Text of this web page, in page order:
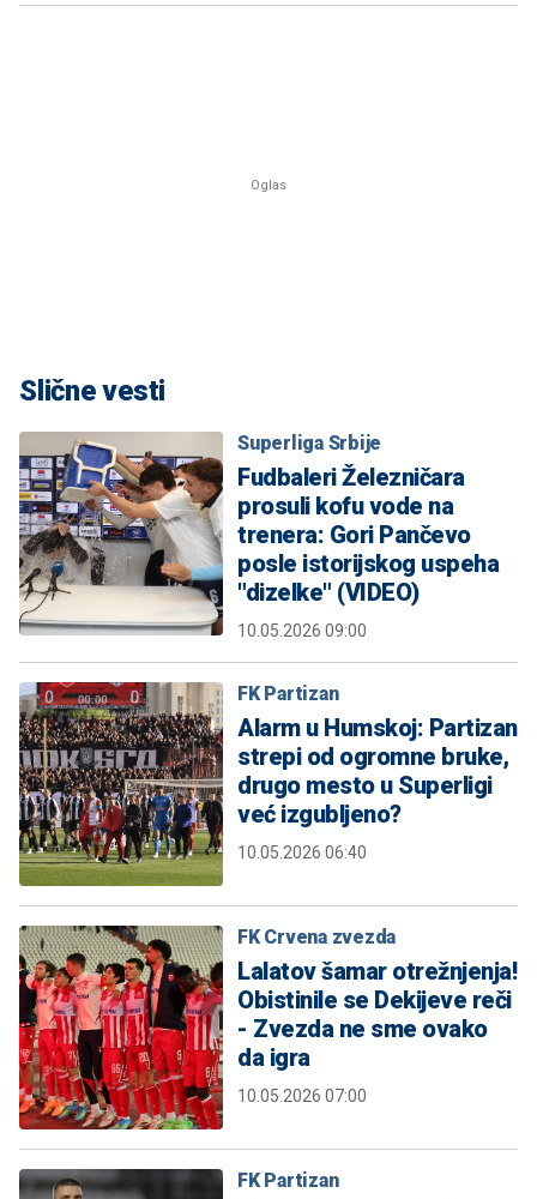
Slične vesti
Superliga Srbije
Fudbaleri Železničara
prosuli kofu vode na
trenera: Gori Pančevo
posle istorijskog uspeha
"dizelke" (VIDEO)
10.05.2026 09:00
FK Partizan
Alarm u Humskoj: Partizan
strepi od ogromne bruke,
drugo mesto u Superligi
već izgubljeno?
10.05.2026 06:40
FK Crvena zvezda
Lalatov šamar otrežnjenja!
Obistinile se Dekijeve reči
- Zvezda ne sme ovako
da igra
10.05.2026 07:00
FK Partizan